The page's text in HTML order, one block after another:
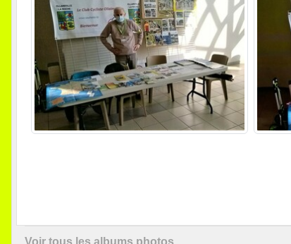
Voir tous les albums photos